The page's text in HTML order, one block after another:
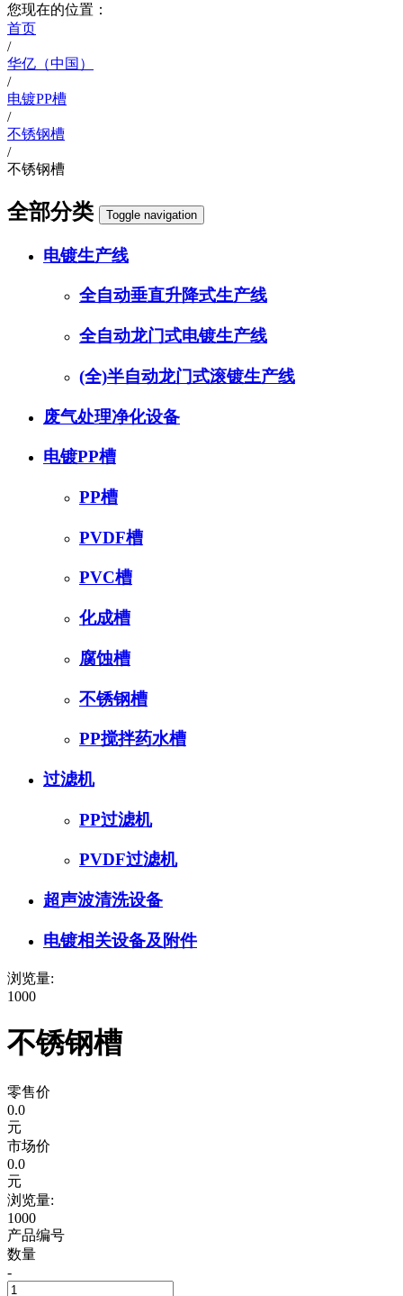
您现在的位置：
首页
/
华亿（中国）
/
电镀PP槽
/
不锈钢槽
/
不锈钢槽
全部分类 Toggle navigation
电镀生产线
全自动垂直升降式生产线
全自动龙门式电镀生产线
(全)半自动龙门式滚镀生产线
废气处理净化设备
电镀PP槽
PP槽
PVDF槽
PVC槽
化成槽
腐蚀槽
不锈钢槽
PP搅拌药水槽
过滤机
PP过滤机
PVDF过滤机
超声波清洗设备
电镀相关设备及附件
浏览量:
1000
不锈钢槽
零售价
0.0
元
市场价
0.0
元
浏览量:
1000
产品编号
数量
-